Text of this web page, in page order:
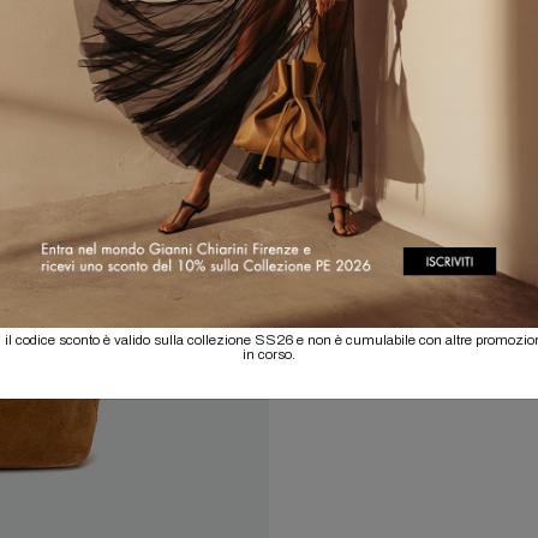
codice sconto è valido sulla collezione SS26 e non è cumulabile con altre
in corso.